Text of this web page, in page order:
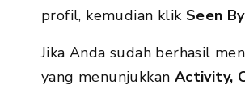
profil, kemudian klik Seen
Jika Anda sudah berhasil
yang menunjukkan Activity,